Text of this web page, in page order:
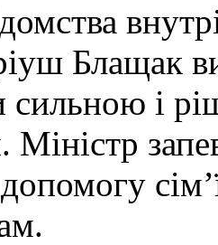
Блащак
сильною і
Міністр